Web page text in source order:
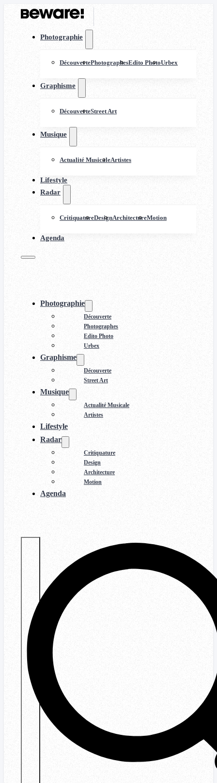
Photographie
DécouvertePhotographesEdito PhotoUrbex
Graphisme
DécouverteStreet Art
Musique
Actualité MusicaleArtistes
Lifestyle
Radar
CritiquatureDesignArchitectureMotion
Agenda
Photographie
Découverte
Photographes
Edito Photo
Urbex
Graphisme
Découverte
Street Art
Musique
Actualité Musicale
Artistes
Lifestyle
Radar
Critiquature
Design
Architecture
Motion
Agenda